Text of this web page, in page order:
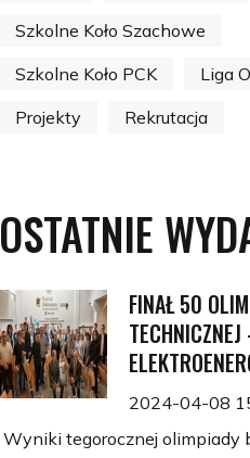
Szkolne Koło Szachowe
Szkolne Koło PCK
Liga
Projekty
Rekrutacja
OSTATNIE
FINAŁ 50
2024-04-08
Wyniki tegorocznej olimpiady